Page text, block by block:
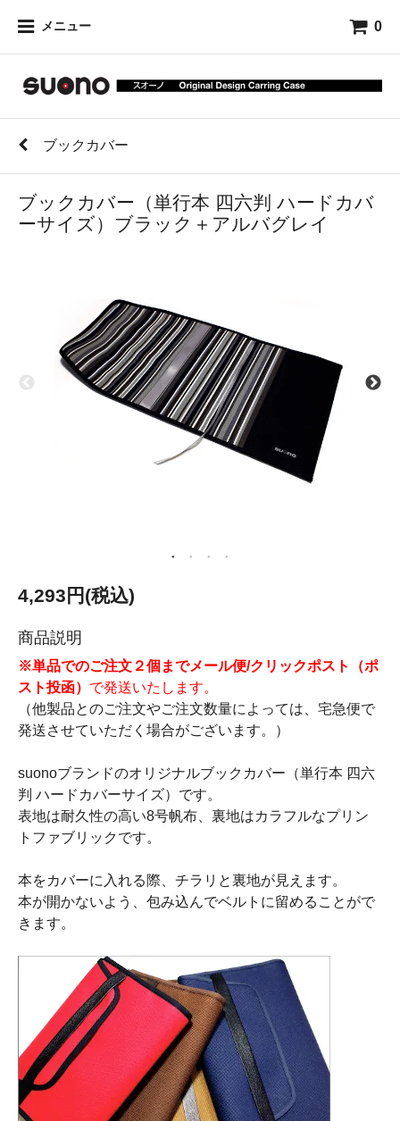
メニュー 0
ブックカバー
ブックカバー（単行本 四六判 ハードカバ
ーサイズ）ブラック＋アルバグレイ
4,293円(税込)
商品説明
※単品でのご注文２個までメール便/クリックポスト（ポ
スト投函） で発送いたします。
（他製品とのご注文やご注文数量によっては、宅急便で
発送させていただく場合がございます。）
suonoブランドのオリジナルブックカバー（単行本 四六
判 ハードカバーサイズ）です。
表地は耐久性の高い8号帆布、裏地はカラフルなプリン
トファブリックです。
本をカバーに入れる際、チラリと裏地が見えます。
本が開かないよう、包み込んでベルトに留めることがで
きます。